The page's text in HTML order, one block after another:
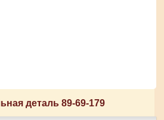
деталь 89-69-179